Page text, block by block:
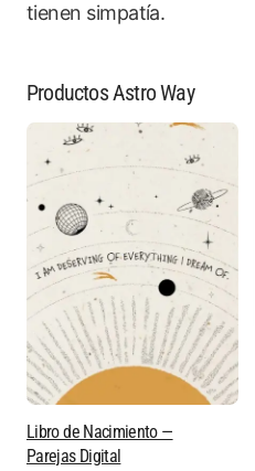
tienen simpatía.
Productos Astro Way
Libro de Nacimiento —
Parejas Digital